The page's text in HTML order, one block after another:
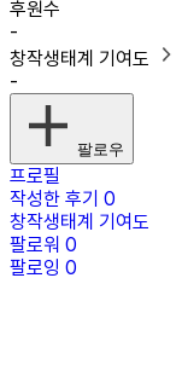
후원수
-
창작생태계 기여도
-
팔로우
프로필
작성한 후기 0
창작생태계 기여도
팔로워 0
팔로잉 0